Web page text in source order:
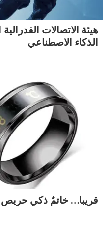
هيئة الاتصالات
الذكاء الاصطناعي
قريبا… خاتمٌ ذكي